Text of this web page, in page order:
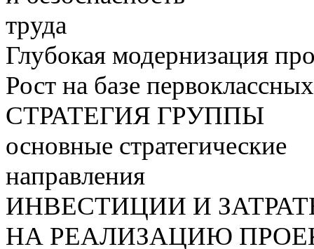
труда
Глубокая модернизация
Рост на базе
СТРАТЕГИЯ ГРУППЫ
основные стратегические
направления
ИНВЕСТИЦИИ И
НА РЕАЛИЗАЦИЮ